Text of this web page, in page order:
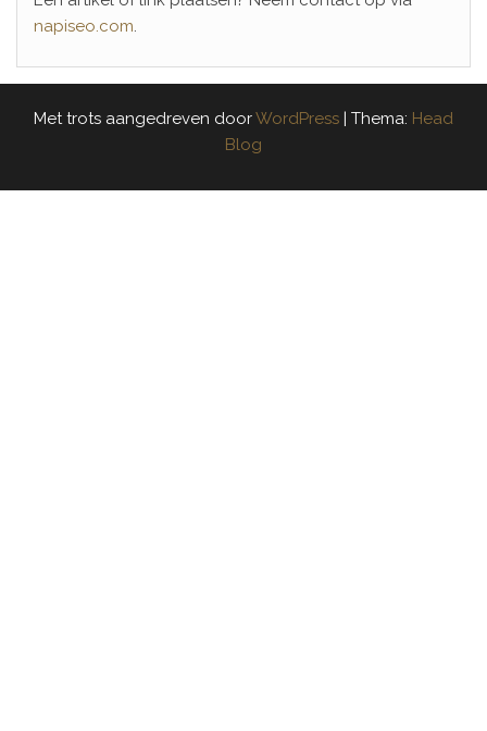
napiseo.com.
Met trots aangedreven doorWordPress | Thema: Head
Blog